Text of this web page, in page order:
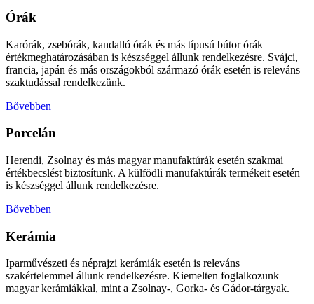
Órák
Karórák, zsebórák, kandalló órák és más típusú bútor órák
értékmeghatározásában is készséggel állunk rendelkezésre. Svájci,
francia, japán és más országokból származó órák esetén is releváns
szaktudással rendelkezünk.
Bővebben
Porcelán
Herendi, Zsolnay és más magyar manufaktúrák esetén szakmai
értékbecslést biztosítunk. A külfödli manufaktúrák termékeit esetén
is készséggel állunk rendelkezésre.
Bővebben
Kerámia
Iparművészeti és néprajzi kerámiák esetén is releváns
szakértelemmel állunk rendelkezésre. Kiemelten foglalkozunk
magyar kerámiákkal, mint a Zsolnay-, Gorka- és Gádor-tárgyak.